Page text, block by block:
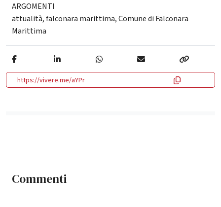
ARGOMENTI
attualità,falconara marittima,Comune di Falconara
Marittima
https://vivere.me/aYPr
Commenti